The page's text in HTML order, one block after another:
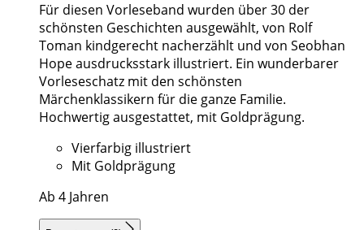
Für diesen Vorleseband wurden über 30 der
schönsten Geschichten ausgewählt, von Rolf
Toman kindgerecht nacherzählt und von Seobhan
Hope ausdrucksstark illustriert. Ein wunderbarer
Vorleseschatz mit den schönsten
Märchenklassikern für die ganze Familie.
Hochwertig ausgestattet, mit Goldprägung.
Vierfarbig illustriert
Mit Goldprägung
Ab 4 Jahren